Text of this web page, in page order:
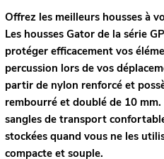
Offrez les meilleurs housses à
Les housses Gator de la série
protéger efficacement vos
percussion lors de vos
partir de nylon renforcé et
rembourré et doublé de 10
sangles de transport
stockées quand vous ne les
compacte et souple.